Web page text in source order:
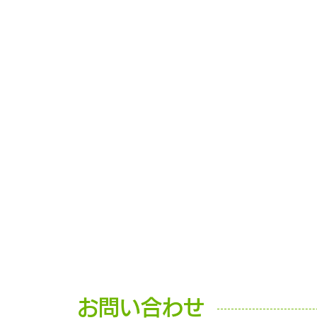
お問い合わせ